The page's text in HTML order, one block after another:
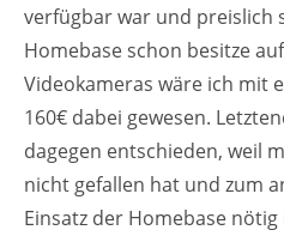
verfügbar war und preislich
Homebase schon besitze
Videokameras wäre ich mit
160€ dabei gewesen.
dagegen entschieden, weil
nicht gefallen hat und zum
Einsatz der Homebase